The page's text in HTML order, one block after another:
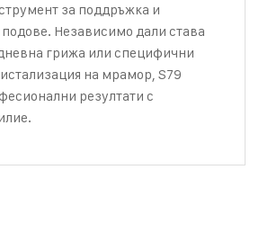
за поддръжка и
Независимо дали става
грижа или специфични
на мрамор, S79
резултати с